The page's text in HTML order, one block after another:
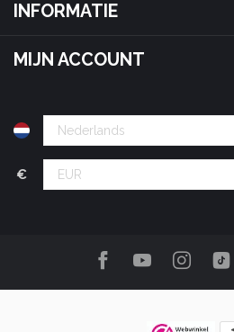
INFORMATIE
MIJN ACCOUNT
€